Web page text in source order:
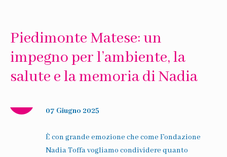
Piedimonte Matese: un
impegno per l’ambiente, la
salute e la memoria di Nadia
07 Giugno 2025
È con grande emozione che come Fondazione
Nadia Toffa vogliamo condividere quanto